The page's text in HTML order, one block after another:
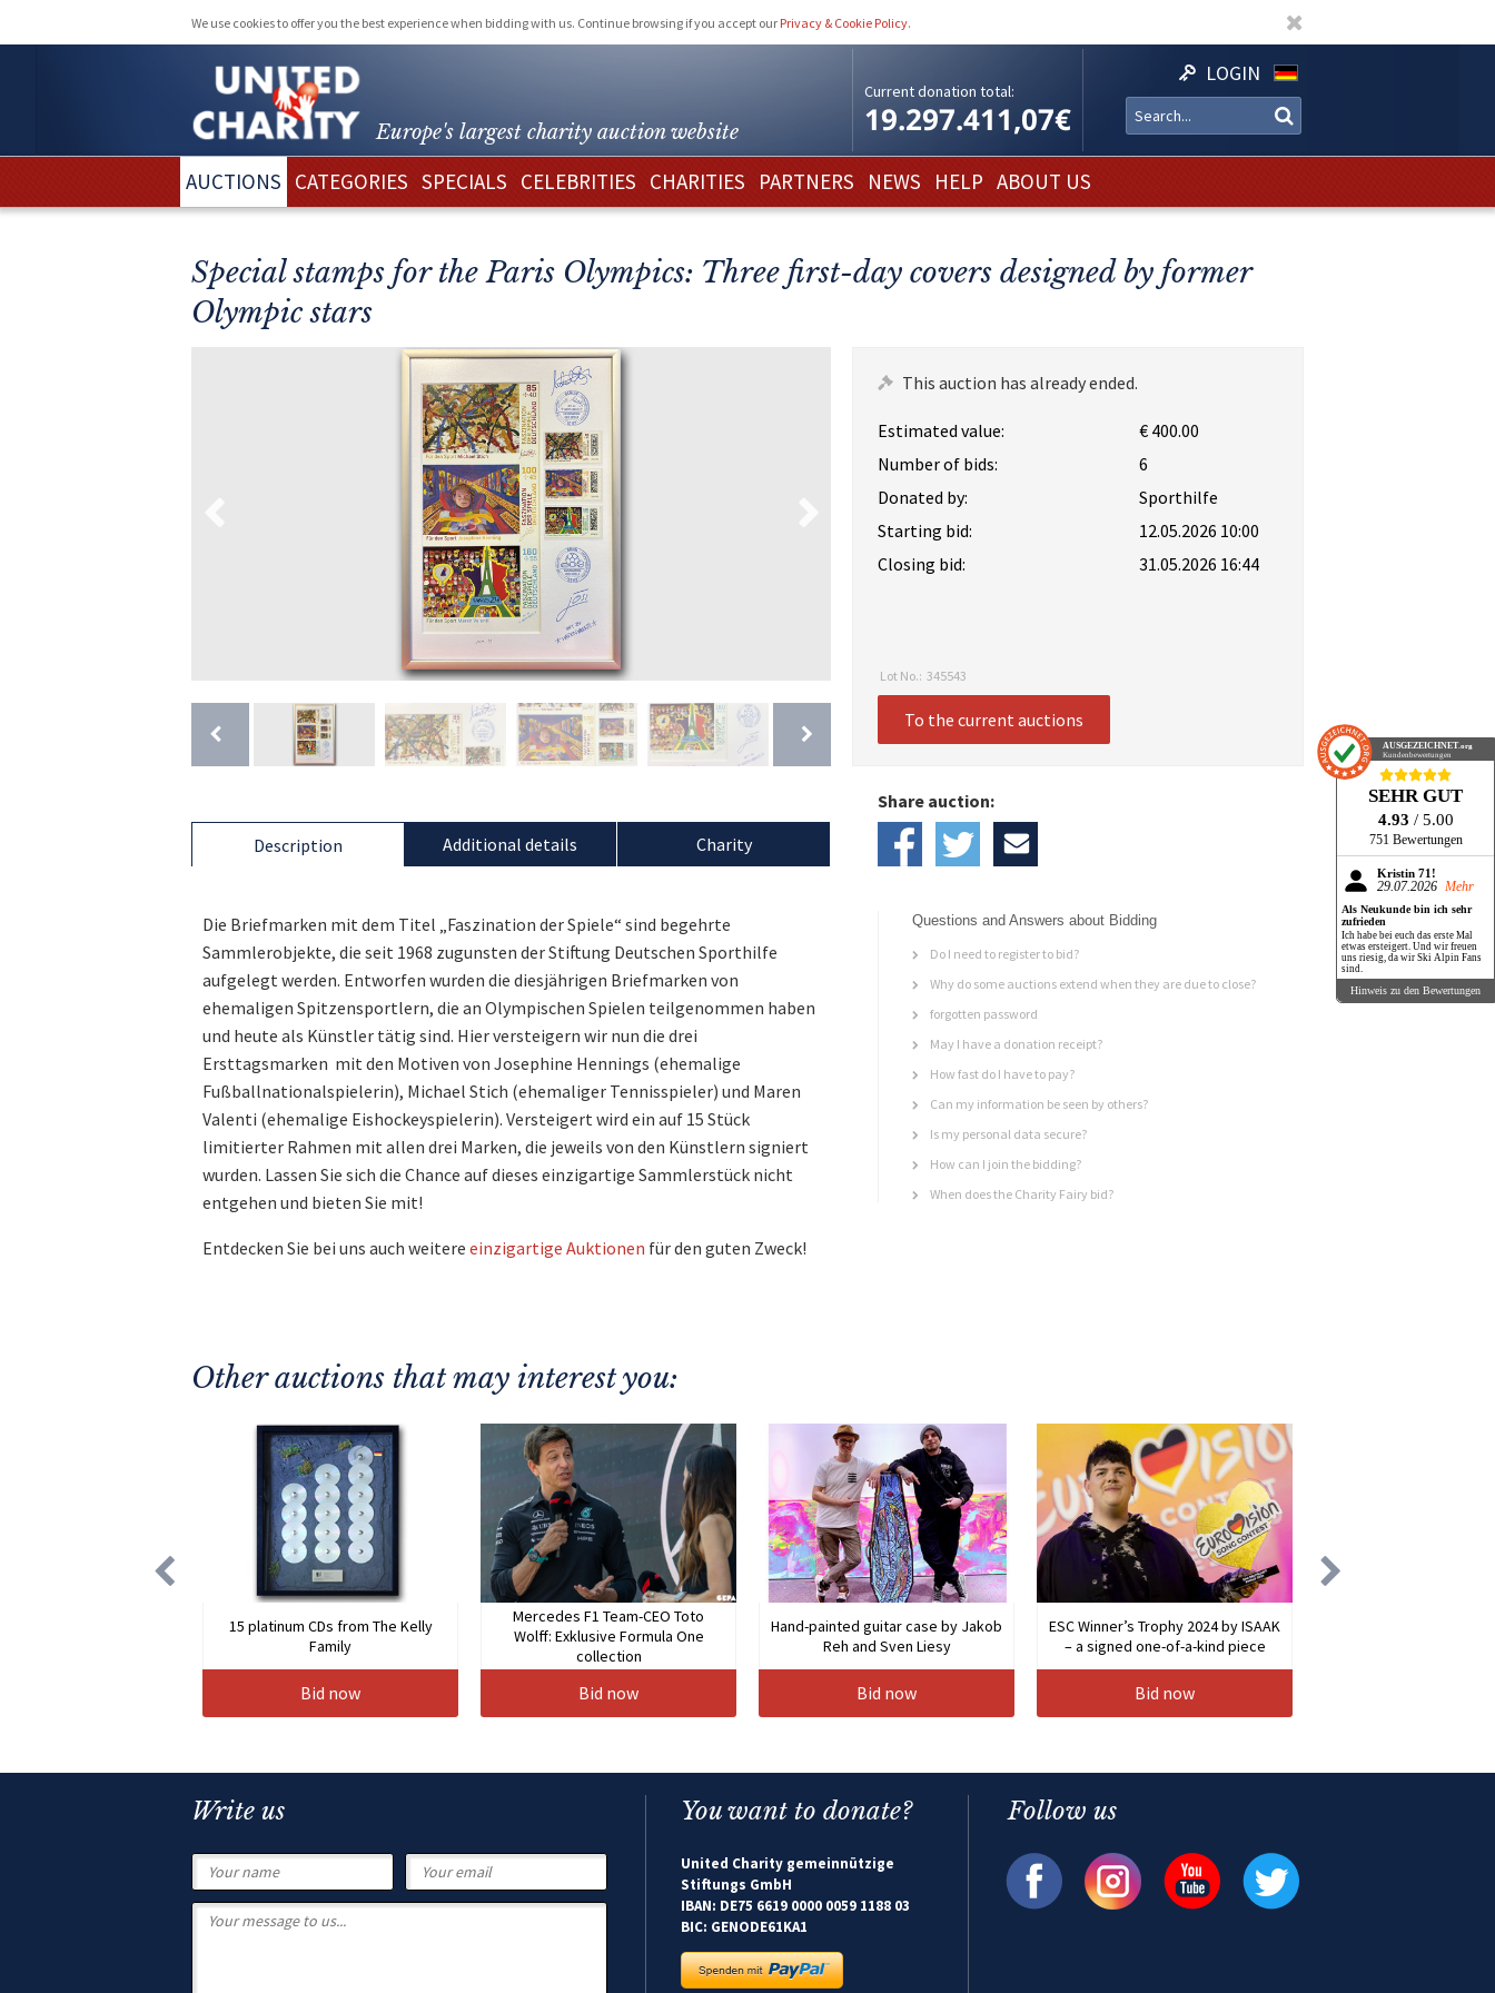
We use cookies to offer you the best experience when bidding with us. Continue browsing if you accept our Privacy & Cookie Policy.
Europe's largest charity auction website
Current donation total:
19.297.411,07€
LOGIN
AUCTIONS CATEGORIES SPECIALS CELEBRITIES CHARITIES PARTNERS NEWS HELP ABOUT US
Special stamps for the Paris Olympics: Three first-day covers designed by former
Olympic stars
This auction has already ended.
Estimated value:
€ 400.00
Number of bids:
6
Donated by:
Sporthilfe
Starting bid:
12.05.2026 10:00
Closing bid:
31.05.2026 16:44
Lot No.: 345543
To the current auctions
Description
Die Briefmarken mit dem Titel „Faszination der Spiele“ sind begehrte
Sammlerobjekte, die seit 1968 zugunsten der Stiftung Deutschen Sporthilfe
aufgelegt werden. Entworfen wurden die diesjährigen Briefmarken von
ehemaligen Spitzensportlern, die an Olympischen Spielen teilgenommen haben
und heute als Künstler tätig sind. Hier versteigern wir nun die drei
Ersttagsmarken mit den Motiven von Josephine Hennings (ehemalige
Fußballnationalspielerin), Michael Stich (ehemaliger Tennisspieler) und Maren
Valenti (ehemalige Eishockeyspielerin). Versteigert wird ein auf 15 Stück
limitierter Rahmen mit allen drei Marken, die jeweils von den Künstlern signiert
wurden. Lassen Sie sich die Chance auf dieses einzigartige Sammlerstück nicht
entgehen und bieten Sie mit!
Entdecken Sie bei uns auch weitere einzigartige Auktionen für den guten Zweck!
Additional details Charity
Share auction:
Questions and Answers about Bidding
Do I need to register to bid?
Why do some auctions extend when they are due to close?
forgotten password
May I have a donation receipt?
How fast do I have to pay?
Can my information be seen by others?
Is my personal data secure?
How can I join the bidding?
When does the Charity Fairy bid?
Other auctions that may interest you:
15 platinum CDs from The Kelly
Family
Bid now
Mercedes F1 Team-CEO Toto
Wolff: Exklusive Formula One
collection
Bid now
Hand-painted guitar case by Jakob
Reh and Sven Liesy
Bid now
ESC Winner’s Trophy 2024 by ISAAK
– a signed one-of-a-kind piece
Bid now
Write us You want to donate?
United Charity gemeinnützige
Stiftungs GmbH
IBAN: DE75 6619 0000 0059 1188 03
BIC: GENODE61KA1
Follow us
AUSGEZEICHNET .org
Kundenbewertungen
SEHR GUT
4.93 / 5.00
751 Bewertungen
Kristin 71!
29.07.2026 Mehr
Als Neukunde bin ich sehr
zufrieden
Ich habe bei euch das erste Mal
etwas ersteigert. Und wir freuen
uns riesig, da wir Ski Alpin Fans
sind.
Hinweis zu den Bewertungen